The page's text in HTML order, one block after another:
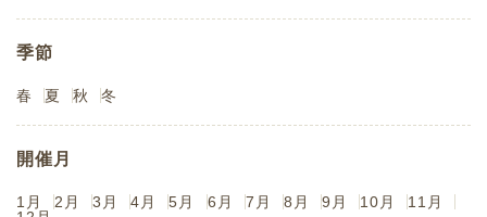
季節
春 夏 秋 冬
開催月
1月 2月 3月 4月 5月 6月 7月 8月 9月 10月
11月